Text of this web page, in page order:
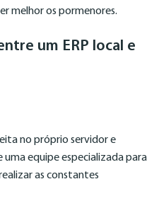
melhor os pormenores.
um ERP local e
no próprio servidor e
uma equipe especializada para
as constantes